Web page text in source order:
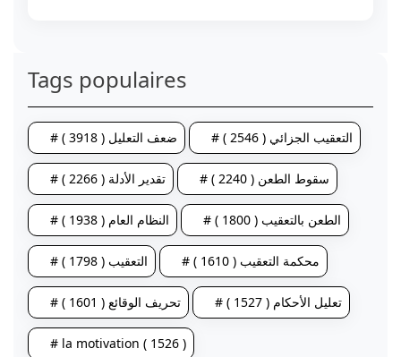
Tags populaires
# ضعف التعليل ( 3918 ) # التعقيب الجزائي ( 2546 )
# تقدير الأدلة ( 2266 ) # سقوط الطعن ( 2240 )
# النظام العام ( 1938 ) # الطعن بالتعقيب ( 1800 )
# التعقيب ( 1798 ) # محكمة التعقيب ( 1610 )
# تحريف الوقائع ( 1601 ) # تعليل الأحكام ( 1527 )
# la motivation ( 1526 )